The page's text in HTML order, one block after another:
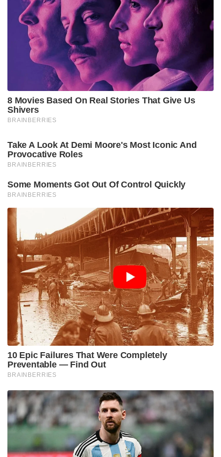
മരണവാർത്തയിൽ പശ്ചാത്തല സംഗീതം ഇട്ട്
പ്രൊഫൈലിൽ പോസ്റ്റ് ചെയ്തു എന്ന പേരിൽ വന്ന
വിമർശനത്തിന് എഡിറ്റാണ് മറുപടി നൽകിയത്.
അവന്റെ എല്ലാ വീഡിയോ എടുക്കുമ്പോഴും അത്
എഡിറ്റ് ചെയ്യുമ്പോഴും ഞാൻ ഹാപ്പി ആയിട്ടേ
ചെയ്യാറുള്ളൂ, പക്ഷേ ഈ ഒരു വീഡിയോ എടുക്കാനും
അത് എഡിറ്റ് ചെയ്യാനും എന്നെകൊണ്ട് നല്ലപോലെ
കഴിഞ്ഞിട്ടില്ല. അത് പോലെ തന്നെ ഇവരുടെ വിഡിയോ
പബ്ലിക് ആക്കുന്നതും ഞാനാണ്. നിങ്ങൾ അയക്കുന്ന
കമന്റ് ഏത് രീതിയിലുള്ള, എത്ര മോശമായ കമന്റ്
എഡിറ്റർ മുബാസ് വ്യക്തമാക്കി.